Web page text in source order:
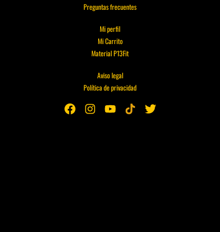
Preguntas frecuentes
Mi perfil
Mi Carrito
Material P13Fit
Aviso legal
Política de privacidad